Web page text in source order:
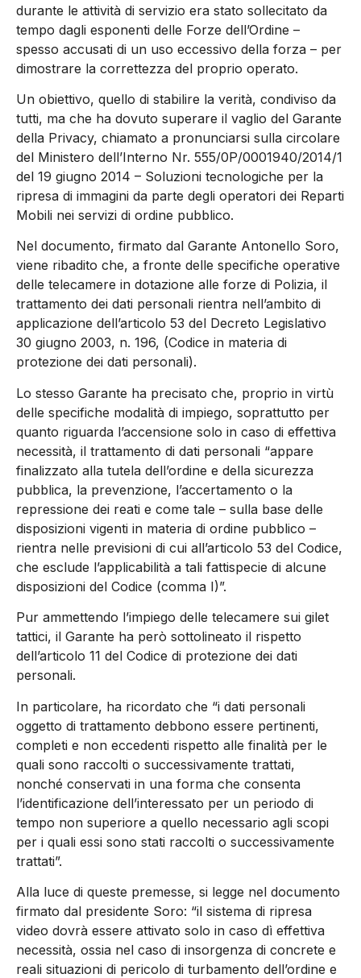
durante le attività di servizio era stato sollecitato da
tempo dagli esponenti delle Forze dell’Ordine –
spesso accusati di un uso eccessivo della forza – per
dimostrare la correttezza del proprio operato.
Un obiettivo, quello di stabilire la verità, condiviso da
tutti, ma che ha dovuto superare il vaglio del Garante
della Privacy, chiamato a pronunciarsi sulla circolare
del Ministero dell’Interno Nr. 555/0P/0001940/2014/1
del 19 giugno 2014 – Soluzioni tecnologiche per la
ripresa di immagini da parte degli operatori dei Reparti
Mobili nei servizi di ordine pubblico.
Nel documento, firmato dal Garante Antonello Soro,
viene ribadito che, a fronte delle specifiche operative
delle telecamere in dotazione alle forze di Polizia, il
trattamento dei dati personali rientra nell’ambito di
applicazione dell’articolo 53 del Decreto Legislativo
30 giugno 2003, n. 196, (Codice in materia di
protezione dei dati personali).
Lo stesso Garante ha precisato che, proprio in virtù
delle specifiche modalità di impiego, soprattutto per
quanto riguarda l’accensione solo in caso di effettiva
necessità, il trattamento di dati personali “appare
finalizzato alla tutela dell’ordine e della sicurezza
pubblica, la prevenzione, l’accertamento o la
repressione dei reati e come tale – sulla base delle
disposizioni vigenti in materia di ordine pubblico –
rientra nelle previsioni di cui all’articolo 53 del Codice,
che esclude l’applicabilità a tali fattispecie di alcune
disposizioni del Codice (comma I)”.
Pur ammettendo l’impiego delle telecamere sui gilet
tattici, il Garante ha però sottolineato il rispetto
dell’articolo 11 del Codice di protezione dei dati
personali.
In particolare, ha ricordato che “i dati personali
oggetto di trattamento debbono essere pertinenti,
completi e non eccedenti rispetto alle finalità per le
quali sono raccolti o successivamente trattati,
nonché conservati in una forma che consenta
l’identificazione dell’interessato per un periodo di
tempo non superiore a quello necessario agli scopi
per i quali essi sono stati raccolti o successivamente
trattati”.
Alla luce di queste premesse, si legge nel documento
firmato dal presidente Soro: “il sistema di ripresa
video dovrà essere attivato solo in caso dì effettiva
necessità, ossia nel caso di insorgenza di concrete e
reali situazioni di pericolo di turbamento dell’ordine e